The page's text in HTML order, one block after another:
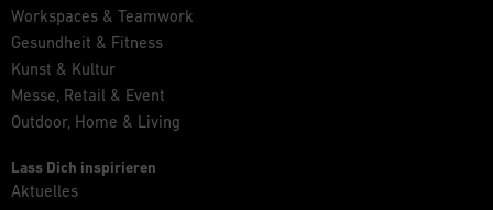
Workspaces & Teamwork
Gesundheit & Fitness
Kunst & Kultur
Messe, Retail & Event
Outdoor, Home & Living
Lass Dich inspirieren
Aktuelles